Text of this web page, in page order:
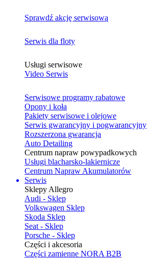
Sprawdź akcję serwisową
Serwis dla floty
Usługi serwisowe
Video Serwis
Serwisowe programy rabatowe
Opony i koła
Pakiety serwisowe i olejowe
Serwis gwarancyjny i pogwarancyjny
Rozszerzona gwarancja
Auto Detailing
Centrum napraw powypadkowych
Usługi blacharsko-lakiernicze
Centrum Napraw Akumulatorów
Serwis
Sklepy Allegro
Audi - Sklep
Volkswagen Sklep
Skoda Sklep
Seat - Sklep
Porsche - Sklep
Części i akcesoria
Części zamienne NORA B2B